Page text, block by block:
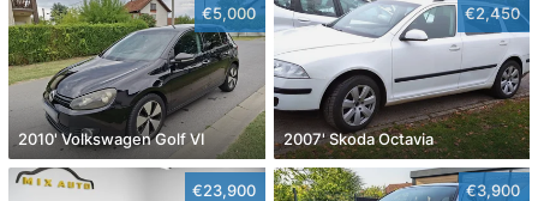
€5,000
2010' Volkswagen Golf VI
€2,450
2007' Skoda Octavia
€23,900 €3,900